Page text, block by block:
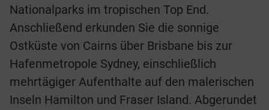
Nationalparks im tropischen Top End.
Anschließend erkunden Sie die sonnige
Ostküste von Cairns über Brisbane bis zur
Hafenmetropole Sydney, einschließlich
mehrtägiger Aufenthalte auf den malerischen
Inseln Hamilton und Fraser Island. Abgerundet